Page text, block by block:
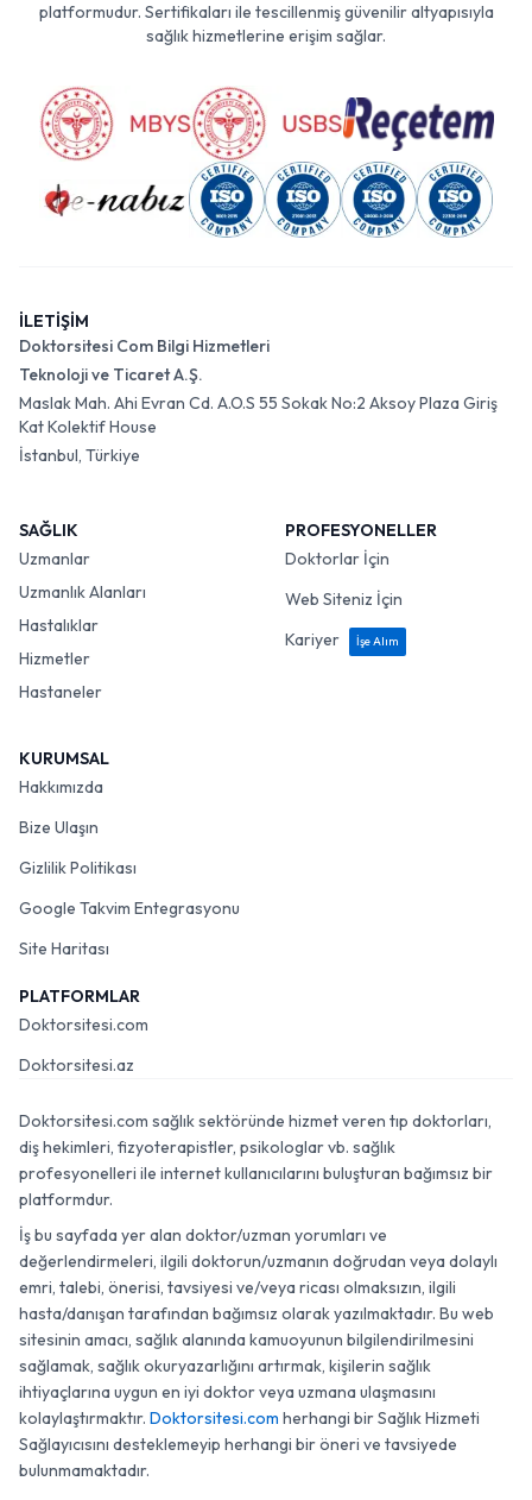
platformudur. Sertifikaları ile tescillenmiş güvenilir altyapısıyla
sağlık hizmetlerine erişim sağlar.
İLETİŞİM
Doktorsitesi Com Bilgi Hizmetleri
Teknoloji ve Ticaret A.Ş.
Maslak Mah. Ahi Evran Cd. A.O.S 55 Sokak No:2 Aksoy Plaza Giriş
Kat Kolektif House
İstanbul, Türkiye
SAĞLIK
Uzmanlar
Uzmanlık Alanları
Hastalıklar
Hizmetler
Hastaneler
PROFESYONELLER
Doktorlar İçin
Web Siteniz İçin
Kariyer
İşe Alım
KURUMSAL
Hakkımızda
Bize Ulaşın
Gizlilik Politikası
Google Takvim Entegrasyonu
Site Haritası
PLATFORMLAR
Doktorsitesi.com
Doktorsitesi.az
Doktorsitesi.com sağlık sektöründe hizmet veren tıp doktorları,
diş hekimleri, fizyoterapistler, psikologlar vb. sağlık
profesyonelleri ile internet kullanıcılarını buluşturan bağımsız bir
platformdur.
İş bu sayfada yer alan doktor/uzman yorumları ve
değerlendirmeleri, ilgili doktorun/uzmanın doğrudan veya dolaylı
emri, talebi, önerisi, tavsiyesi ve/veya ricası olmaksızın, ilgili
hasta/danışan tarafından bağımsız olarak yazılmaktadır. Bu web
sitesinin amacı, sağlık alanında kamuoyunun bilgilendirilmesini
sağlamak, sağlık okuryazarlığını artırmak, kişilerin sağlık
ihtiyaçlarına uygun en iyi doktor veya uzmana ulaşmasını
kolaylaştırmaktır. Doktorsitesi.com herhangi bir Sağlık Hizmeti
Sağlayıcısını desteklemeyip herhangi bir öneri ve tavsiyede
bulunmamaktadır.